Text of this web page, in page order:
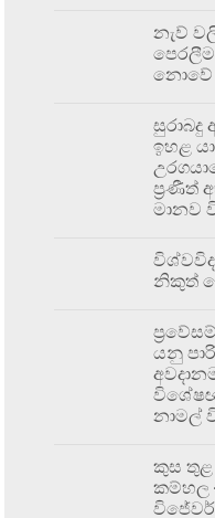
නැව්
නොවේ
සුරාබදු
ඉහළ
ප්‍රණීත්
මානව
නිකුත්
යනු
නාමල්
කුස
කම්හල